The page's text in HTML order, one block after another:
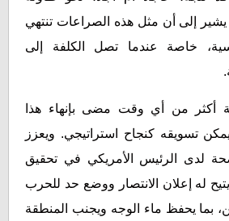
يشير إلى أن مثل هذه الصراعات تنتهي
خاصة عندما تصل الكلفة إلى
أكثر من أي وقت مضى بإنهاء هذا
تسويقه كنجاح استراتيجي. ويعزز
لدى الرئيس الأمريكي في تحقيق
له إعلان الانتصار ووضع حد للحرب
يحفظ ماء الوجه ويجنب المنطقة